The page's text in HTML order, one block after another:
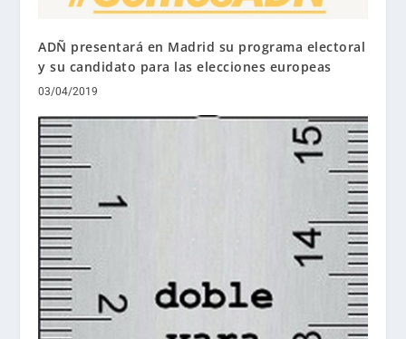
ADÑ presentará en Madrid su programa electoral
y su candidato para las elecciones europeas
03/04/2019